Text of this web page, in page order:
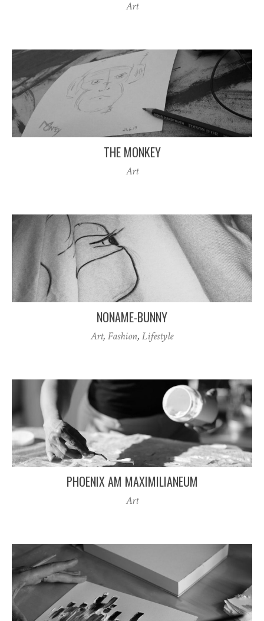
Art
THE MONKEY
Art
NONAME-BUNNY
Art, Fashion, Lifestyle
PHOENIX AM MAXIMILIANEUM
Art